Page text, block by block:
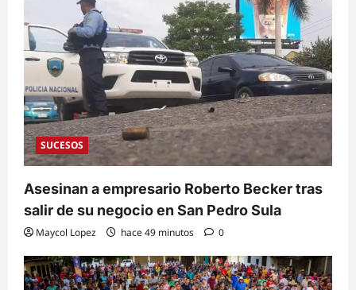
SUCESOS
Asesinan a empresario Roberto Becker tras
salir de su negocio en San Pedro Sula
Maycol Lopez hace 49 minutos 0